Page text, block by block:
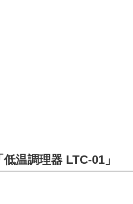
温調理器 LTC-01」